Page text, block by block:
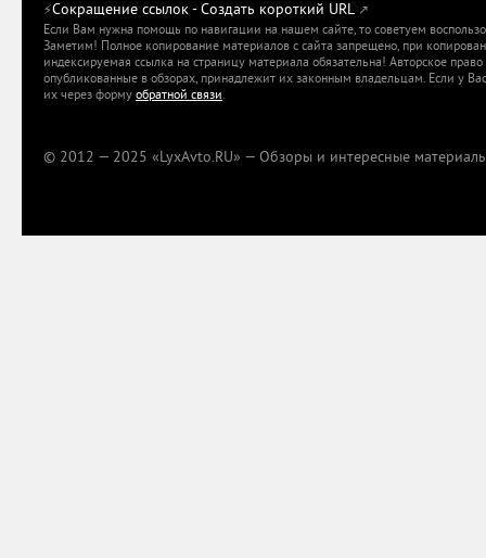
⚡Сокращение ссылок - Создать короткий URL ↗
Если Вам нужна помощь по навигации на нашем сайте, то советуем
Заметим! Полное копирование материалов с сайта запрещено, при
индексируемая ссылка на страницу материала обязательна! Авторское
опубликованные в обзорах, принадлежит их законным владельцам. Если у
их через форму обратной связи.
© 2012 — 2025 «LyxAvto.RU» — Обзоры и интересные